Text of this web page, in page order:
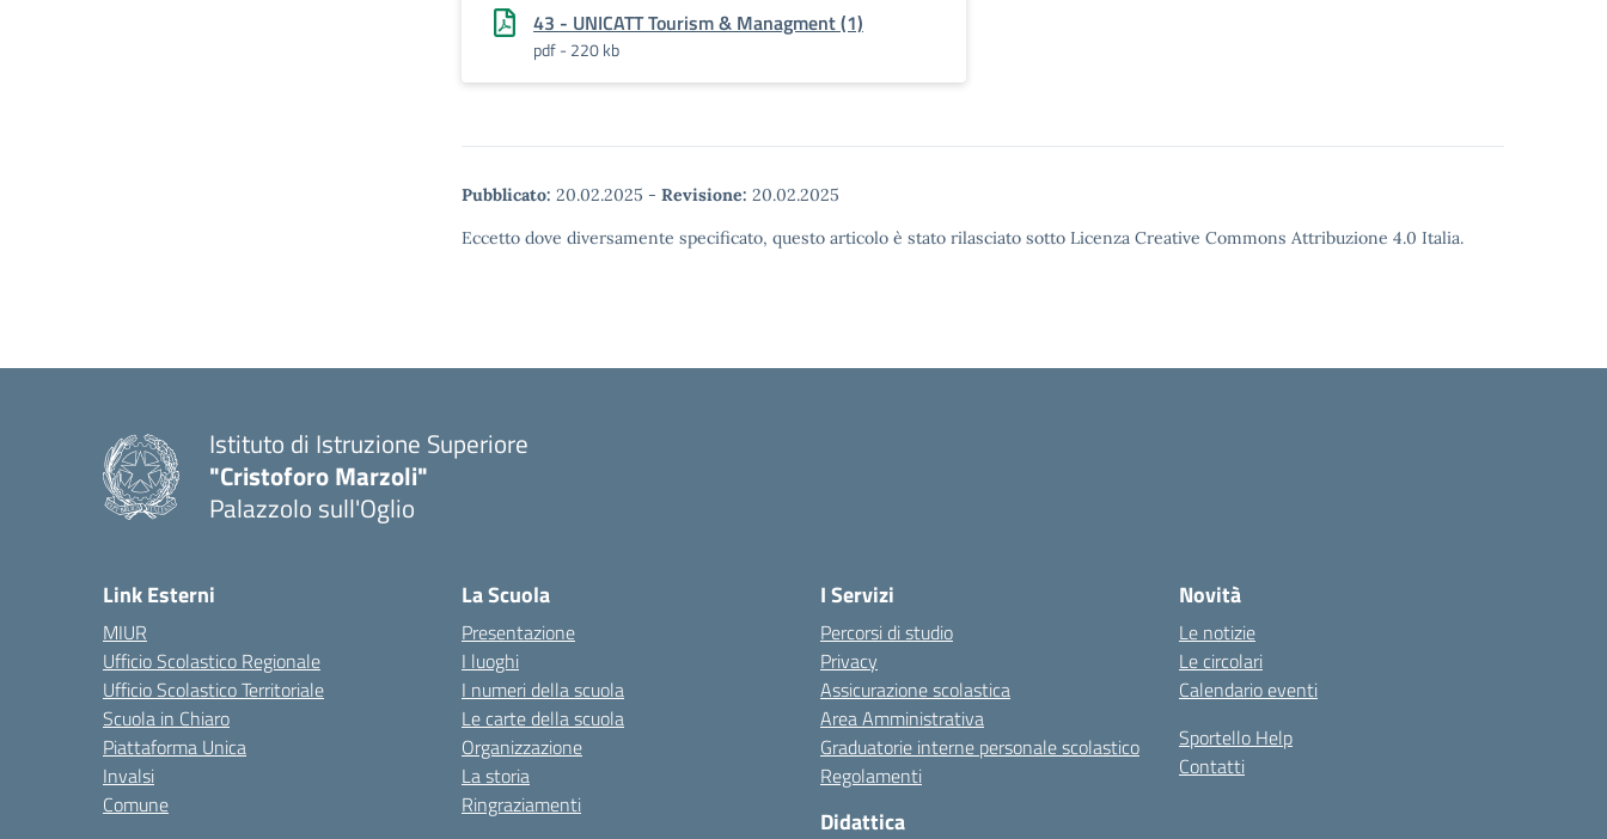
43 - UNICATT Tourism & Managment (1)
pdf - 220 kb
Pubblicato: 20.02.2025 - Revisione: 20.02.2025
Eccetto dove diversamente specificato, questo articolo è stato rilasciato sotto Licenza Creative Commons Attribuzione 4.0 Italia.
Istituto di Istruzione Superiore
"Cristoforo Marzoli"
Palazzolo sull'Oglio
Link Esterni
MIUR
Ufficio Scolastico Regionale
Ufficio Scolastico Territoriale
Scuola in Chiaro
Piattaforma Unica
Invalsi
Comune
La Scuola
Presentazione
I luoghi
I numeri della scuola
Le carte della scuola
Organizzazione
La storia
Ringraziamenti
I Servizi
Percorsi di studio
Privacy
Assicurazione scolastica
Area Amministrativa
Graduatorie interne personale scolastico
Regolamenti
Didattica
Novità
Le notizie
Le circolari
Calendario eventi
Sportello Help
Contatti